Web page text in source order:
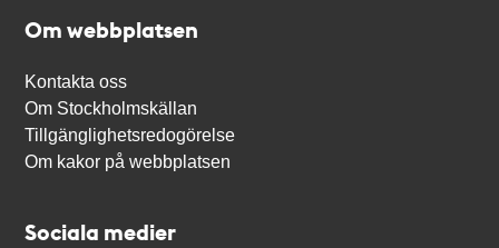
Om webbplatsen
Kontakta oss
Om Stockholmskällan
Tillgänglighetsredogörelse
Om kakor på webbplatsen
Sociala medier